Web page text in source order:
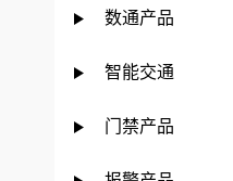
数通产品
智能交通
门禁产品